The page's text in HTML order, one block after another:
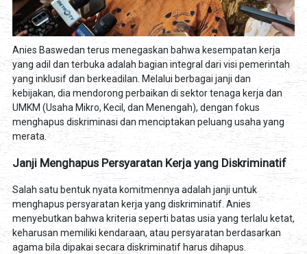
Anies Baswedan terus menegaskan bahwa kesempatan kerja
yang adil dan terbuka adalah bagian integral dari visi pemerintah
yang inklusif dan berkeadilan. Melalui berbagai janji dan
kebijakan, dia mendorong perbaikan di sektor tenaga kerja dan
UMKM (Usaha Mikro, Kecil, dan Menengah), dengan fokus
menghapus diskriminasi dan menciptakan peluang usaha yang
merata.
Janji Menghapus Persyaratan Kerja yang Diskriminatif
Salah satu bentuk nyata komitmennya adalah janji untuk
menghapus persyaratan kerja yang diskriminatif. Anies
menyebutkan bahwa kriteria seperti batas usia yang terlalu ketat,
keharusan memiliki kendaraan, atau persyaratan berdasarkan
agama bila dipakai secara diskriminatif harus dihapus.